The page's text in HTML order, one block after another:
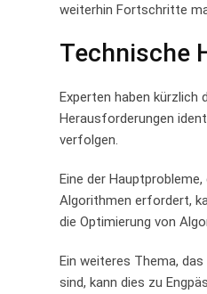
‌weiterhin Fortschritte
Technische
Experten haben kürzlich
Herausforderungen​
verfolgen.
Eine der
‌Algorithmen ‍erfordert,​
die​ Optimierung von
Ein weiteres⁤ Thema,
sind, kann dies zu